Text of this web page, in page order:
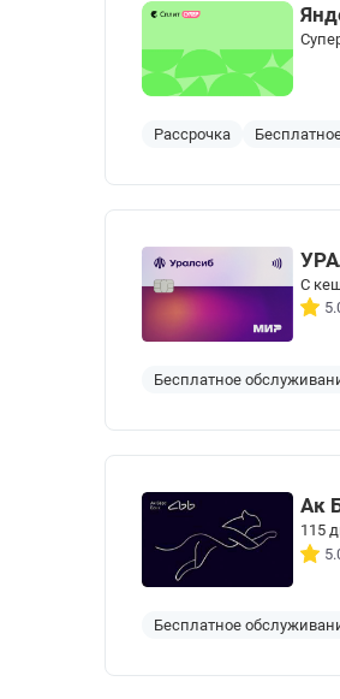
Рассрочка
С
Бесплатное
Ак
115
Бесплатное